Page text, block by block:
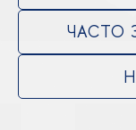
ЧАСТО